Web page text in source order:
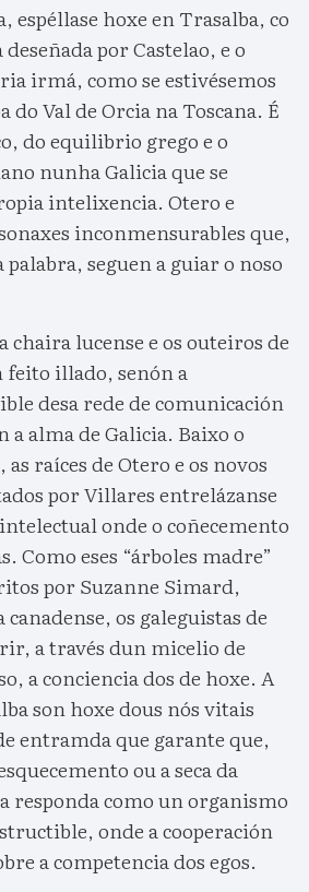
espéllase hoxe en Trasalba, co
por Castelao, e o
irmá, como se estivésemos
do Val de Orcia na Toscana. É
do equilibrio grego e o
nunha Galicia que se
intelixencia. Otero e
inconmensurables que,
seguen a guiar o noso
chaira lucense e os outeiros de
illado, senón a
desa rede de comunicación
a alma de Galicia. Baixo o
raíces de Otero e os novos
por Villares entrelázanse
onde o coñecemento
Como eses “árboles madre”
por Suzanne Simard,
os galeguistas de
a través dun micelio de
a conciencia dos de hoxe. A
son hoxe dous nós vitais
entramda que garante que,
ou a seca da
responda como un organismo
onde a cooperación
a competencia dos egos.